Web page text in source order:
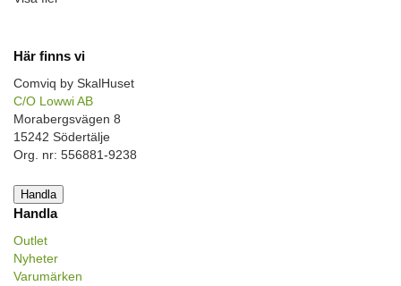
Här finns vi
Comviq by SkalHuset
C/O Lowwi AB
Morabergsvägen 8
15242 Södertälje
Org. nr: 556881-9238
Handla
Handla
Outlet
Nyheter
Varumärken